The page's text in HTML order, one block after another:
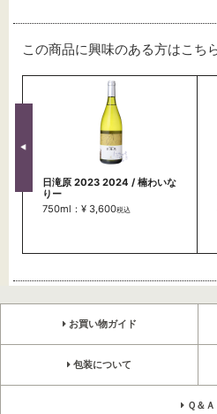
この商品に興味のある方はこち
日滝原 2023 2024 / 楠わいな
りー
750ml：¥ 3,600税込
お買い物ガイド
包装について
Ｑ＆Ａ